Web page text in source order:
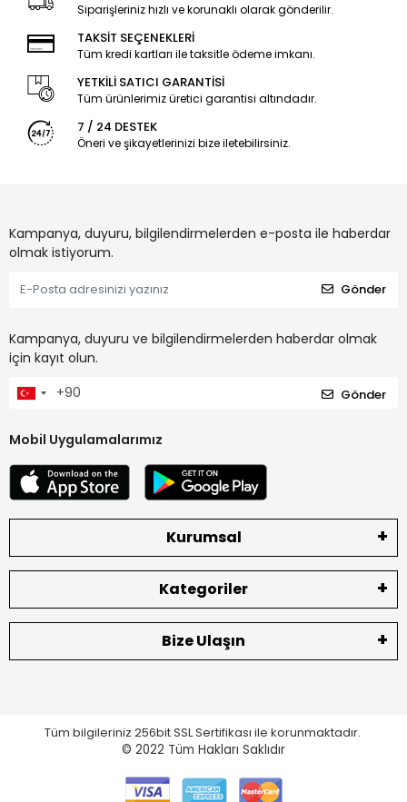
Siparişleriniz hızlı ve korunaklı olarak gönderilir.
TAKSİT SEÇENEKLERİ
Tüm kredi kartları ile taksitle ödeme imkanı.
YETKİLİ SATICI GARANTİSİ
Tüm ürünlerimiz üretici garantisi altındadır.
7 / 24 DESTEK
Öneri ve şikayetlerinizi bize iletebilirsiniz.
Kampanya, duyuru, bilgilendirmelerden e-posta ile haberdar
olmak istiyorum.
Gönder
Kampanya, duyuru ve bilgilendirmelerden haberdar olmak
için kayıt olun.
Gönder
Mobil Uygulamalarımız
Kurumsal
Kategoriler
Bize Ulaşın
Tüm bilgileriniz 256bit SSL Sertifikası ile korunmaktadır.
© 2022 Tüm Hakları Saklıdır